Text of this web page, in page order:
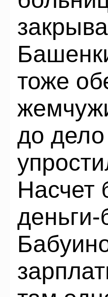
тоже
до
Насчет